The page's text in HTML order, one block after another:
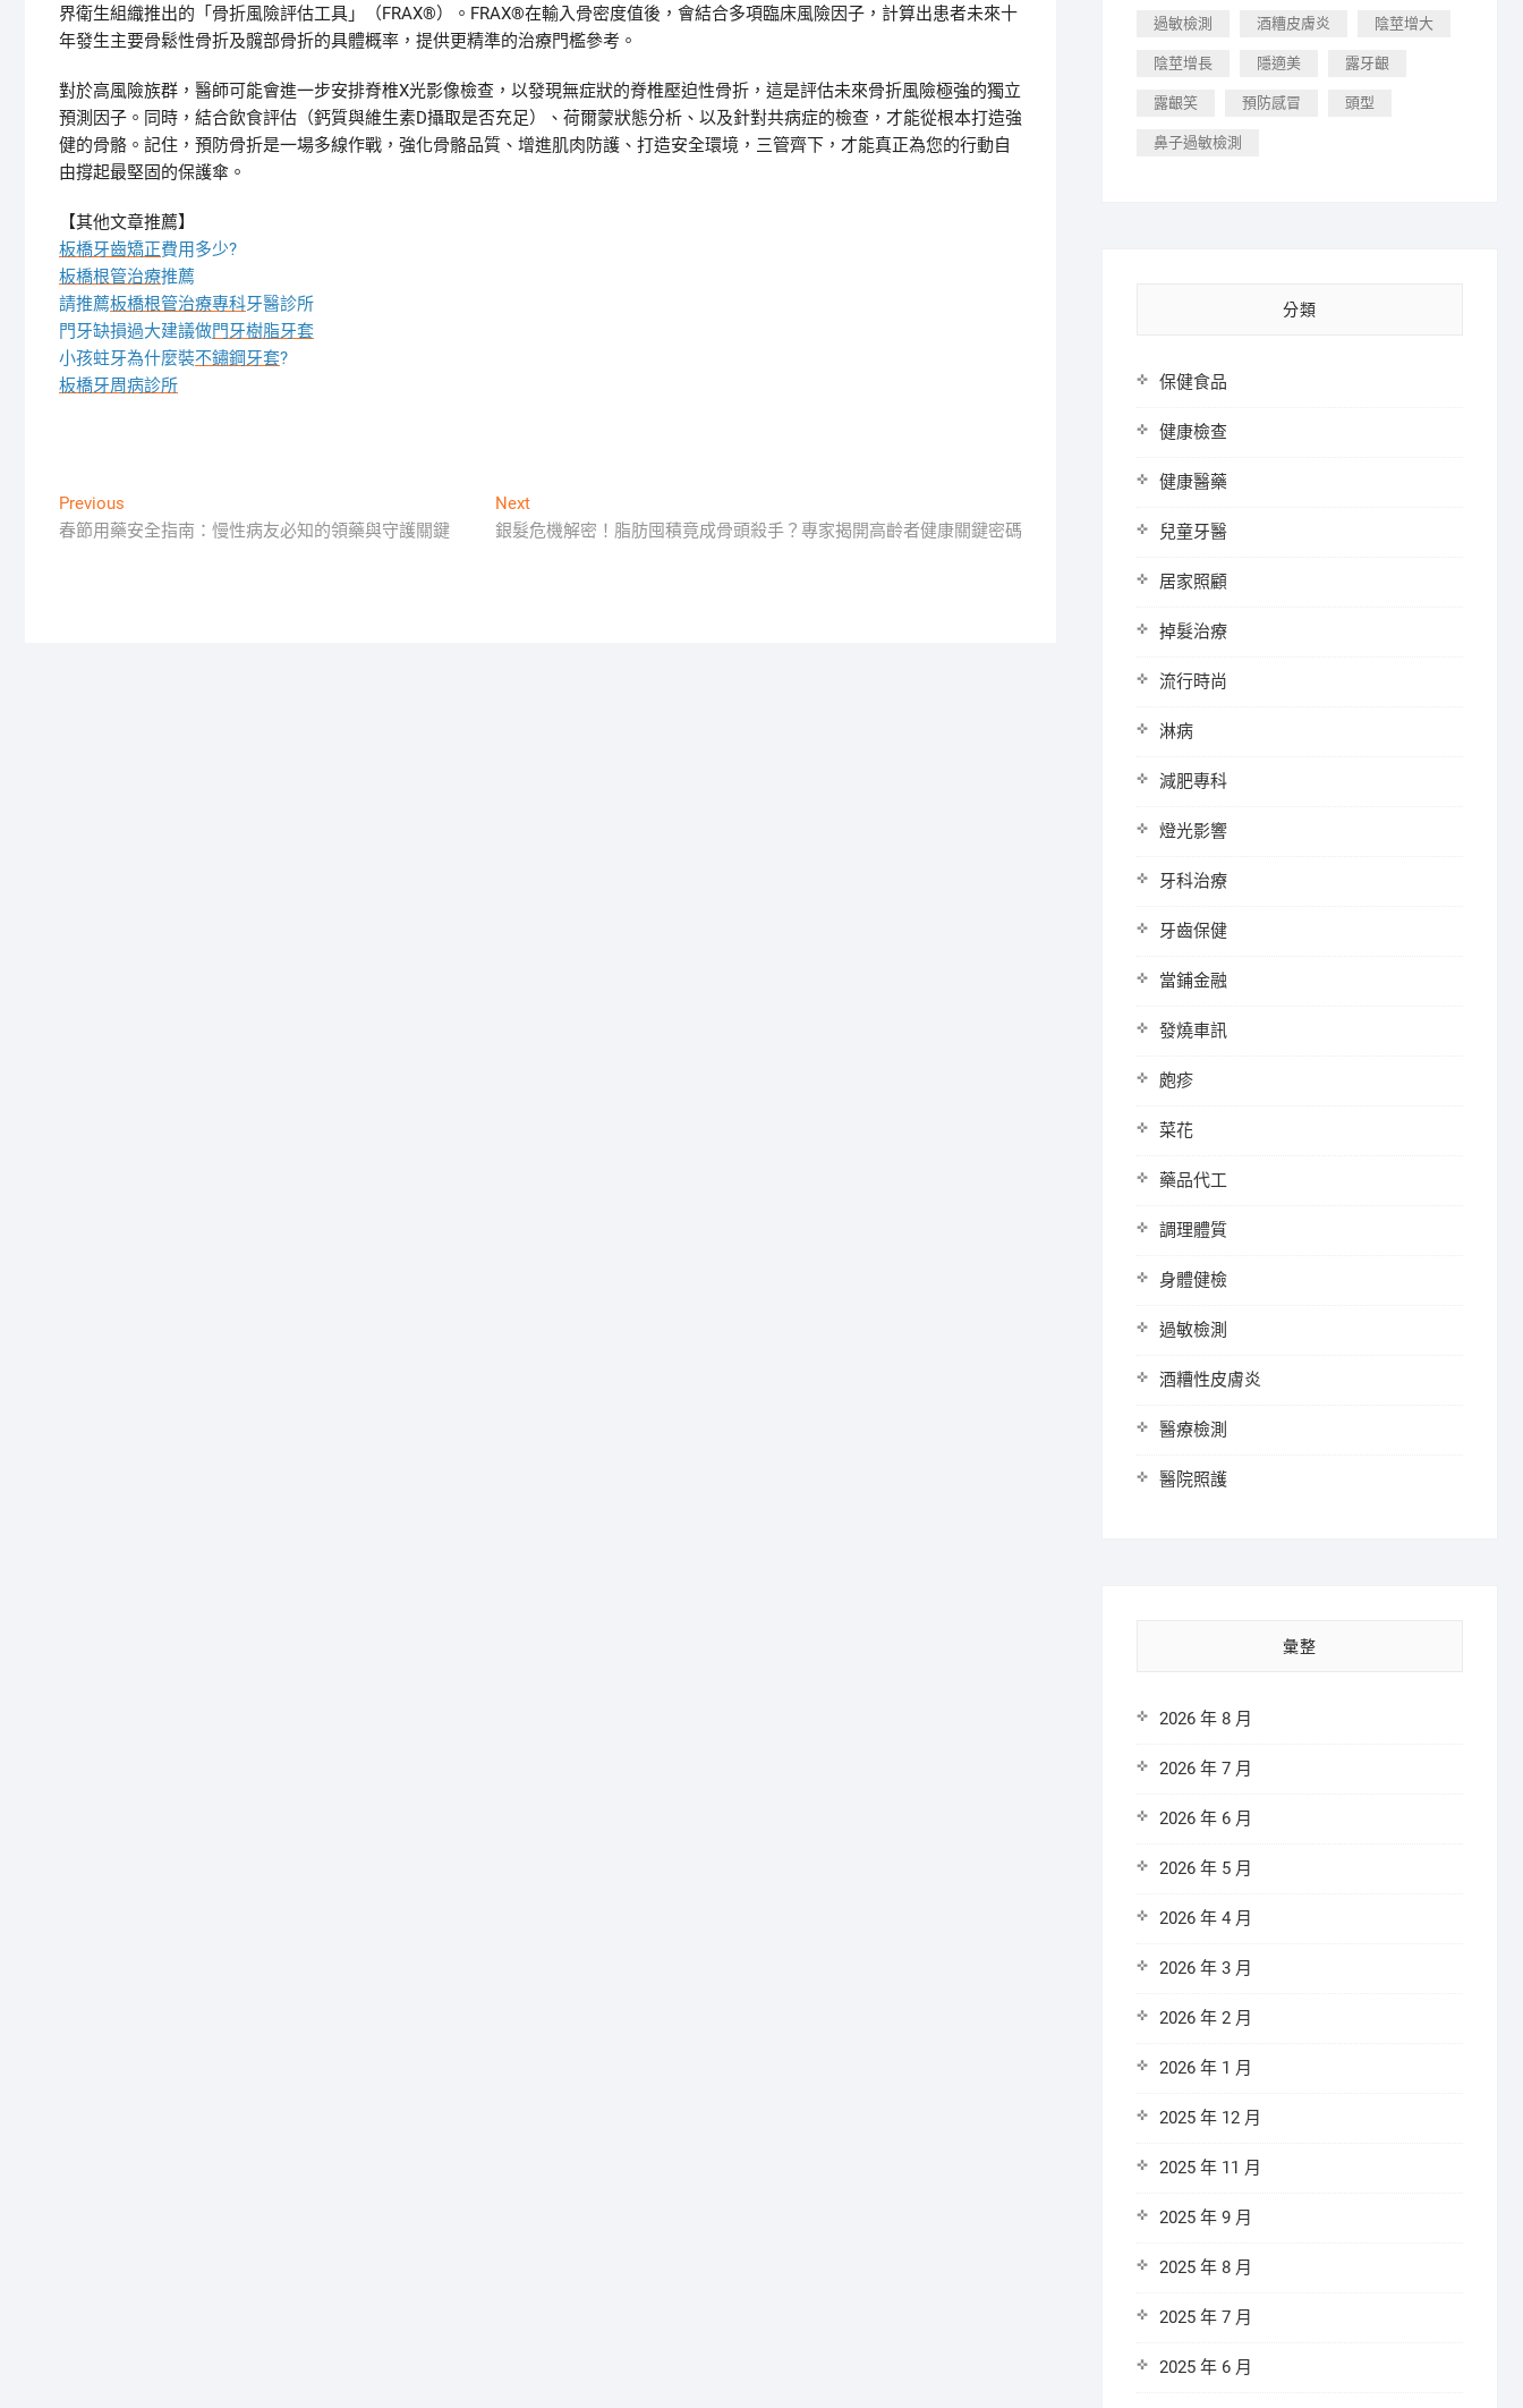
界衛生組織推出的「骨折風險評估工具」（FRAX®）。FRAX®在輸入骨密度值後，會結合多項臨床風險因子，計算出患者未來十
年發生主要骨鬆性骨折及髖部骨折的具體概率，提供更精準的治療門檻參考。
對於高風險族群，醫師可能會進一步安排脊椎X光影像檢查，以發現無症狀的脊椎壓迫性骨折，這是評估未來骨折風險極強的獨立
預測因子。同時，結合飲食評估（鈣質與維生素D攝取是否充足）、荷爾蒙狀態分析、以及針對共病症的檢查，才能從根本打造強
健的骨骼。記住，預防骨折是一場多線作戰，強化骨骼品質、增進肌肉防護、打造安全環境，三管齊下，才能真正為您的行動自
由撐起最堅固的保護傘。
【其他文章推薦】
板橋牙齒矯正費用多少?
板橋根管治療推薦
請推薦板橋根管治療專科牙醫診所
門牙缺損過大建議做門牙樹脂牙套
小孩蛀牙為什麼裝不鏽鋼牙套?
板橋牙周病診所
文
章
Previous
post:
春節用藥安全指南：慢性病友必知的領藥與守護關鍵
NextNext
post:
銀髮危機解密！脂肪囤積竟成骨頭殺手？專家揭開高齡者健康關鍵密碼
過敏檢測 酒糟皮膚炎 陰莖增大
陰莖增長 隱適美 露牙齦
露齦笑 預防感冒 頭型
鼻子過敏檢測
分類
保健食品
健康檢查
健康醫藥
兒童牙醫
居家照顧
掉髮治療
流行時尚
淋病
減肥專科
燈光影響
牙科治療
牙齒保健
當鋪金融
發燒車訊
皰疹
菜花
藥品代工
調理體質
身體健檢
過敏檢測
酒糟性皮膚炎
醫療檢測
醫院照護
彙整
2026 年 8 月
2026 年 7 月
2026 年 6 月
2026 年 5 月
2026 年 4 月
2026 年 3 月
2026 年 2 月
2026 年 1 月
2025 年 12 月
2025 年 11 月
2025 年 9 月
2025 年 8 月
2025 年 7 月
2025 年 6 月